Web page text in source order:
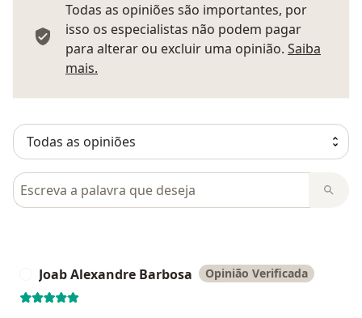
Todas as opiniões são importantes, por
isso os especialistas não podem pagar
para alterar ou excluir uma opinião. Saiba
mais.
Pesquisar em opiniões
Joab Alexandre Barbosa Opinião Verificada